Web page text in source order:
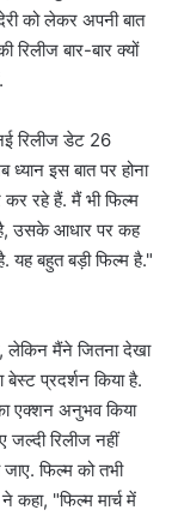
को लेकर अपनी बात
बार-बार क्यों
रिलीज डेट 26
इस बात पर होना
कर रहे हैं. मैं भी फिल्म
है, उसके आधार पर कह
यह बहुत बड़ी फिल्म है."
लेकिन मैंने जितना देखा
प्रदर्शन किया है.
एक्शन अनुभव किया
जल्दी रिलीज नहीं
फिल्म को तभी
कहा, "फिल्म मार्च में